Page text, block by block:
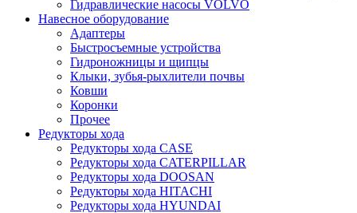
Гидравлические насосы VOLVO
Навесное оборудование
Адаптеры
Быстросъемные устройства
Гидроножницы и щипцы
Клыки, зубья-рыхлители почвы
Ковши
Коронки
Прочее
Редукторы хода
Редукторы хода CASE
Редукторы хода CATERPILLAR
Редукторы хода DOOSAN
Редукторы хода HITACHI
Редукторы хода HYUNDAI